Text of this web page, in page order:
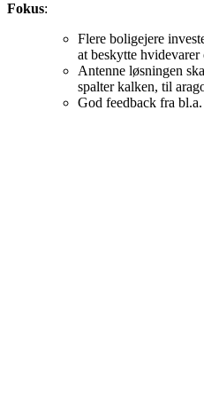
Fokus:
Flere boligejere
at beskytte hvidevarer
Antenne løsningen
spalter kalken, til
God feedback fra